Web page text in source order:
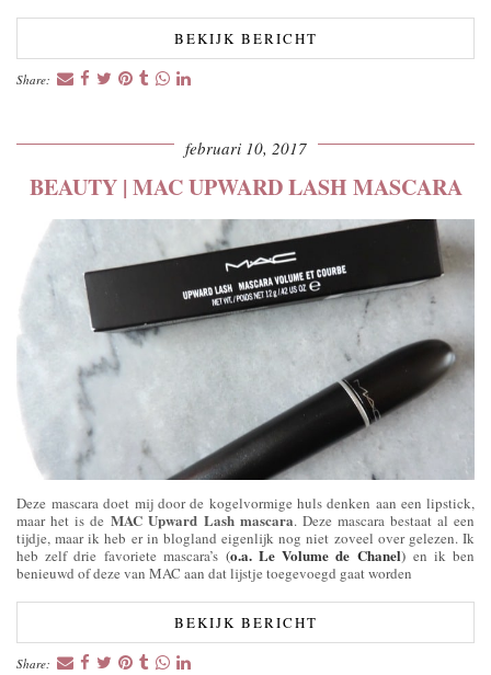
BEKIJK BERICHT
Share:
februari 10, 2017
BEAUTY | MAC UPWARD LASH MASCARA
Deze mascara doet mij door de kogelvormige huls denken aan een lipstick,
maar het is deMAC Upward Lash mascara. Deze mascara bestaat al een
tijdje, maar ik heb er in blogland eigenlijk nog niet zoveel over gelezen. Ik
heb zelf drie favoriete mascara’s (o.a. Le Volume de Chanel)en ik ben
benieuwd of deze van MAC aan dat lijstje toegevoegd gaat worden
BEKIJK BERICHT
Share: